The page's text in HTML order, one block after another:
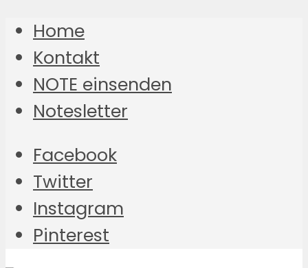
Home
Kontakt
NOTE einsenden
Notesletter
Facebook
Twitter
Instagram
Pinterest